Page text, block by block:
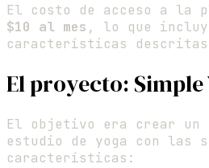
El costo de acceso a la
$10 al mes , lo que
características
El proyecto: Simple
El objetivo era crear un
estudio de yoga con las
características: